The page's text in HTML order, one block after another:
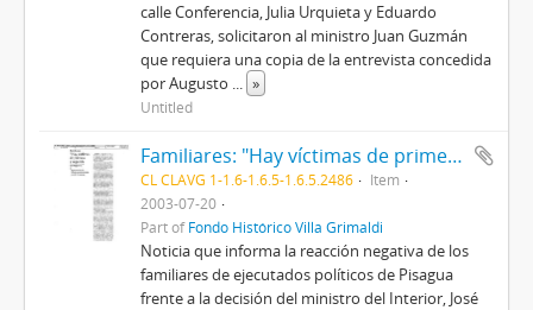
calle Conferencia, Julia Urquieta y Eduardo
Contreras, solicitaron al ministro Juan Guzmán
que requiera una copia de la entrevista concedida
por Augusto ... »
Untitled
Familiares: "Hay víctimas de primera y segunda categoría"
CL CLAVG 1-1.6-1.6.5-1.6.5.2486
Item
2003-07-20
Part ofFondo Histórico Villa Grimaldi
Noticia que informa la reacción negativa de los
familiares de ejecutados políticos de Pisagua
frente a la decisión del ministro del Interior, José